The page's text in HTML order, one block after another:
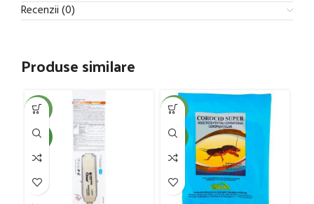
Recenzii (0)
Produse similare
-17%
NEW
-4%
NEW